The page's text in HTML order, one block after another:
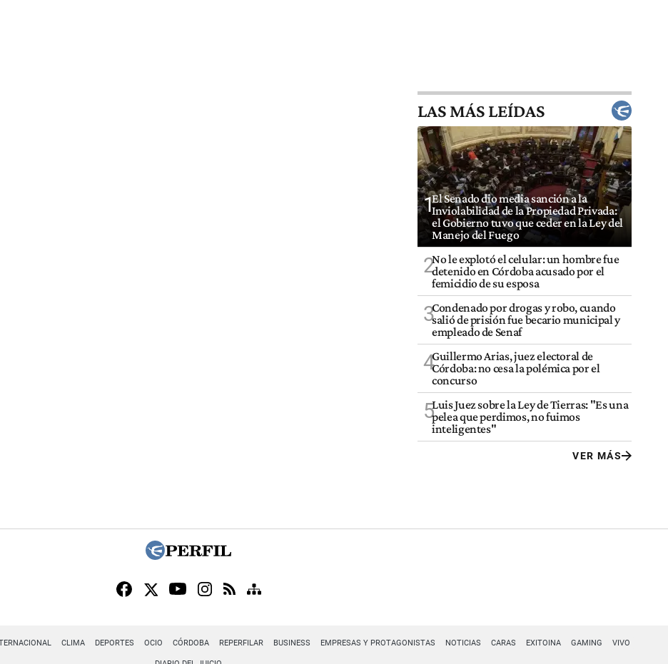
LAS MÁS LEÍDAS
1El Senado dio media sanción a la
Inviolabilidad de la Propiedad Privada:
el Gobierno tuvo que ceder en la Ley del
Manejo del Fuego
2No le explotó el celular: un hombre fue
detenido en Córdoba acusado por el
femicidio de su esposa
3Condenado por drogas y robo, cuando
salió de prisión fue becario municipal y
empleado de Senaf
4Guillermo Arias, juez electoral de
Córdoba: no cesa la polémica por el
concurso
5Luis Juez sobre la Ley de Tierras: "Es una
pelea que perdimos, no fuimos
inteligentes"
VER MÁS
CLIMA DEPORTES OCIO CÓRDOBA REPERFILAR BUSINESS EMPRESAS Y PROTAGONISTAS NOTICIAS CARAS EXITOINA GAMING VIVO